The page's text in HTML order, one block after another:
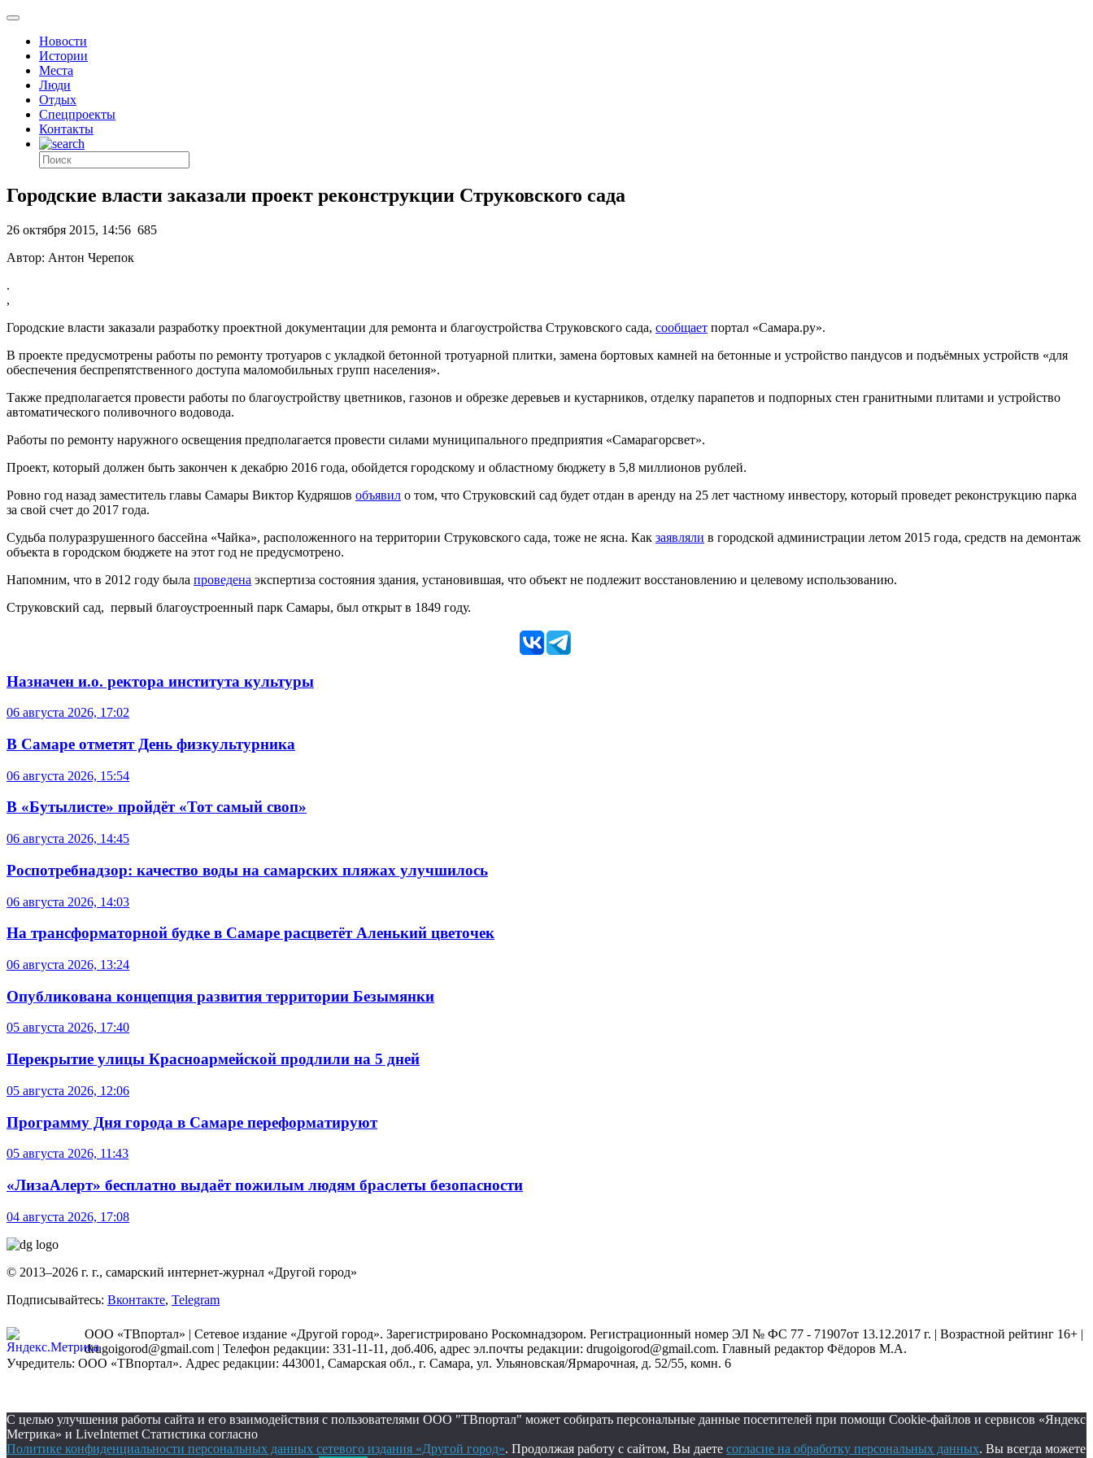
Новости
Истории
Места
Люди
Отдых
Спецпроекты
Контакты
Городские власти заказали проект реконструкции Струковского сада
26 октября 2015, 14:56 685
Автор: Антон Черепок
.
,
Городские власти заказали разработку проектной документации для ремонта и благоустройства Струковского сада, сообщает портал «Самара.ру».
В проекте предусмотрены работы по ремонту тротуаров с укладкой бетонной тротуарной плитки, замена бортовых камней на бетонные и устройство пандусов и подъёмных устройств «для
обеспечения беспрепятственного доступа маломобильных групп населения».
Также предполагается провести работы по благоустройству цветников, газонов и обрезке деревьев и кустарников, отделку парапетов и подпорных стен гранитными плитами и устройство
автоматического поливочного водовода.
Работы по ремонту наружного освещения предполагается провести силами муниципального предприятия «Самарагорсвет».
Проект, который должен быть закончен к декабрю 2016 года, обойдется городскому и областному бюджету в 5,8 миллионов рублей.
Ровно год назад заместитель главы Самары Виктор Кудряшов объявил о том, что Струковский сад будет отдан в аренду на 25 лет частному инвестору, который проведет реконструкцию парка
за свой счет до 2017 года.
Судьба полуразрушенного бассейна «Чайка», расположенного на территории Струковского сада, тоже не ясна. Как заявляли в городской администрации летом 2015 года, средств на демонтаж
объекта в городском бюджете на этот год не предусмотрено.
Напомним, что в 2012 году была проведена экспертиза состояния здания, установившая, что объект не подлежит восстановлению и целевому использованию.
Струковский сад, первый благоустроенный парк Самары, был открыт в 1849 году.
Назначен и.о. ректора института культуры
06 августа 2026, 17:02
В Самаре отметят День физкультурника
06 августа 2026, 15:54
В «Бутылисте» пройдёт «Тот самый своп»
06 августа 2026, 14:45
Роспотребнадзор: качество воды на самарских пляжах улучшилось
06 августа 2026, 14:03
На трансформаторной будке в Самаре расцветёт Аленький цветочек
06 августа 2026, 13:24
Опубликована концепция развития территории Безымянки
05 августа 2026, 17:40
Перекрытие улицы Красноармейской продлили на 5 дней
05 августа 2026, 12:06
Программу Дня города в Самаре переформатируют
05 августа 2026, 11:43
«ЛизаАлерт» бесплатно выдаёт пожилым людям браслеты безопасности
04 августа 2026, 17:08
© 2013–2026 г. г., самарский интернет-журнал «Другой город»
Подписывайтесь: Вконтакте, Telegram
ООО «ТВпортал» | Сетевое издание «Другой город». Зарегистрировано Роскомнадзором. Регистрационный номер ЭЛ № ФС 77 - 71907от 13.12.2017 г. | Возрастной рейтинг 16+ |
drugoigorod@gmail.com | Телефон редакции: 331-11-11, доб.406, адрес эл.почты редакции: drugoigorod@gmail.com. Главный редактор Фёдоров М.А.
Учредитель: ООО «ТВпортал». Адрес редакции: 443001, Самарская обл., г. Самара, ул. Ульяновская/Ярмарочная, д. 52/55, комн. 6
С целью улучшения работы сайта и его взаимодействия с пользователями ООО "ТВпортал" может собирать персональные данные посетителей при помощи Cookie-файлов и сервисов «Яндекс
Метрика» и LiveInternet Статистика согласно
Политике конфиденциальности персональных данных сетевого издания «Другой город». Продолжая работу с сайтом, Вы даете согласие на обработку персональных данных. Вы всегда можете